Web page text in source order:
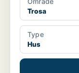
Trosa
Type
Hus